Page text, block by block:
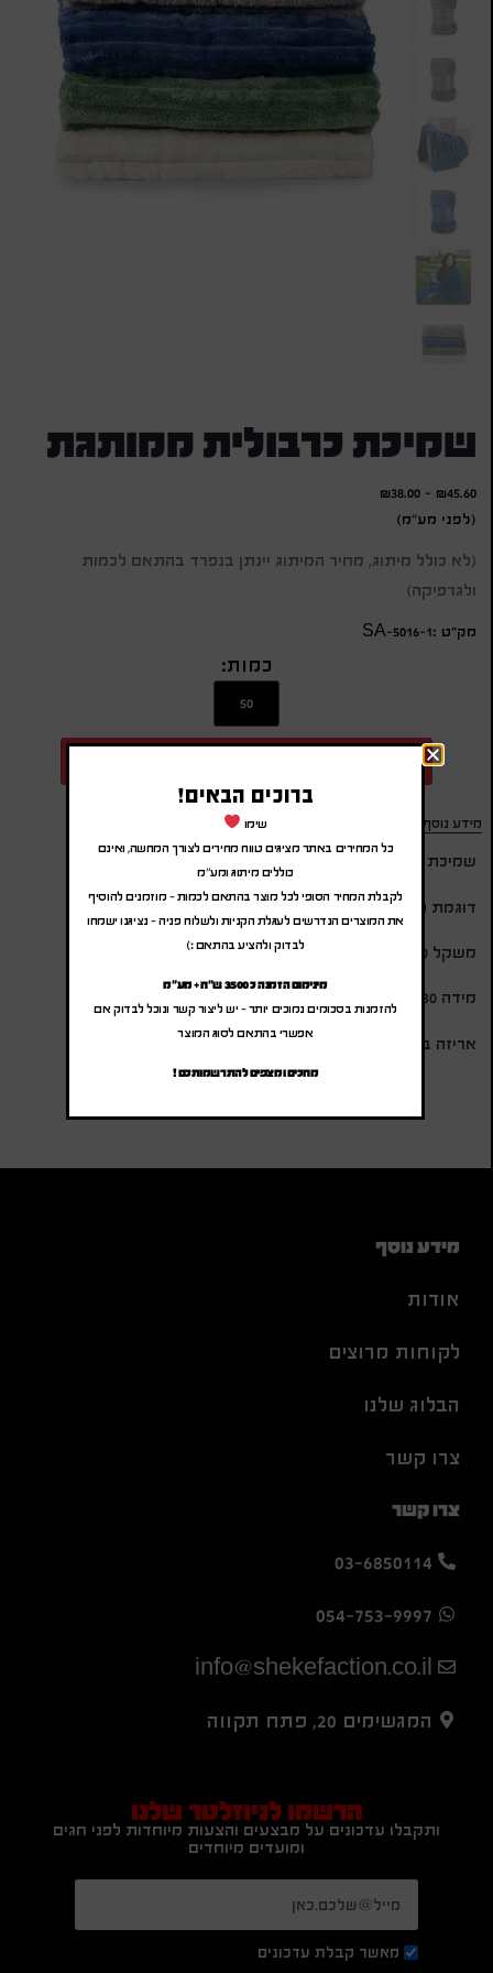
שמיכת כרבולית ממותגת
₪45.60
-
₪38.00
(לפני מע"מ)
(לא כולל מיתוג, מחיר המיתוג יינתן בנפרד בהתאם לכמות
ולגרפיקה)
מק״ט :SA-5016-1
כמות:
מידע נוסף
שמיכת זקארד,
דוגמת פסים,
משקל 280 גרם,
מידה 130×170 ס”מ,
אריזה בחבק.
מידע נוסף
אודות
לקוחות מרוצים
הבלוג שלנו
צרו קשר
צרו קשר
03-6850114
054-753-9997
info@shekefaction.co.il
המגשימים 20, פתח תקווה
הרשמו לניוזלטר שלנו
ותקבלו עדכונים על מבצעים והצעות מיוחדות לפני חגים
ומועדים מיוחדים
מאשר קבלת עדכונים
ברוכים הבאים!
שימו
כל המחירים באתר מציגים טווח מחירים לצורך המחשה, ואינם
כוללים מיתוג ומע"מ
לקבלת המחיר הסופי לכל מוצר בהתאם לכמות – מוזמנים להוסיף
את המוצרים הנדרשים לעגלת הקניות ולשלוח פניה – נציגנו ישמחו
לבדוק ולהציע בהתאם :)
מינימום הזמנה כ 3500 ש"ח + מע"מ
להזמנות בסכומים נמוכים יותר – יש ליצור קשר ונוכל לבדוק אם
אפשרי בהתאם לסוג המוצר
מחכים ומצפים להתרשמותכם !